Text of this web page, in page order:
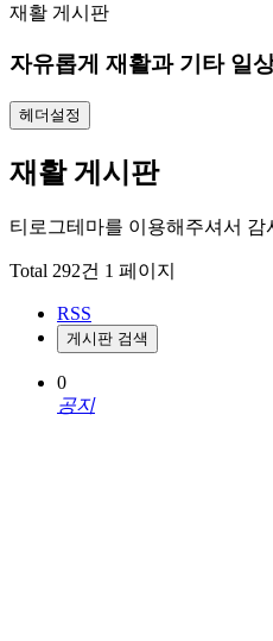
재활 게시판
자유롭게 재활과 기타 일
헤더설정
재활 게시판
티로그테마를 이용해주셔서 감
Total 292건 1 페이지
RSS
게시판 검색
0
공지